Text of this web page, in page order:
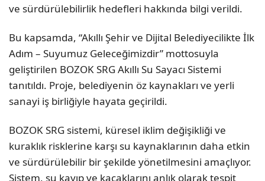
ve sürdürülebilirlik hedefleri hakkında bilgi verildi.
Bu kapsamda, “Akıllı Şehir ve Dijital Belediyecilikte İlk
Adım – Suyumuz Geleceğimizdir” mottosuyla
geliştirilen BOZOK SRG Akıllı Su Sayacı Sistemi
tanıtıldı. Proje, belediyenin öz kaynakları ve yerli
sanayi iş birliğiyle hayata geçirildi.
BOZOK SRG sistemi, küresel iklim değişikliği ve
kuraklık risklerine karşı su kaynaklarının daha etkin
ve sürdürülebilir bir şekilde yönetilmesini amaçlıyor.
Sistem, su kayıp ve kaçaklarını anlık olarak tespit